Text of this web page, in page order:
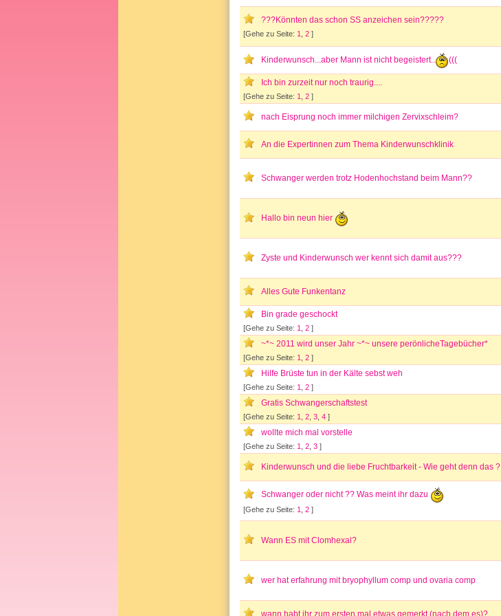
???Könnten das schon SS anzeichen sein?????
[Gehe zu Seite: 1 2 ]
Kinderwunsch...aber Mann ist nicht begeistert.. (((
Ich bin zurzeit nur noch traurig....
[Gehe zu Seite: 1 2 ]
nach Eisprung noch immer milchigen Zervixschleim?
An die Expertinnen zum Thema Kinderwunschklinik
Schwanger werden trotz Hodenhochstand beim Mann??
Hallo bin neun hier
Zyste und Kinderwunsch wer kennt sich damit aus???
Alles Gute Funkentanz
Bin grade geschockt
[Gehe zu Seite: 1 2 ]
~*~ 2011 wird unser Jahr ~*~ unsere perönlicheTagebücher*
[Gehe zu Seite: 1 2 ]
Hilfe Brüste tun in der Kälte sebst weh
[Gehe zu Seite: 1 2 ]
Gratis Schwangerschaftstest
[Gehe zu Seite: 1 2 3 4 ]
wollte mich mal vorstelle
[Gehe zu Seite: 1 2 3 ]
Kinderwunsch und die liebe Fruchtbarkeit - Wie geht denn das ?
Schwanger oder nicht ?? Was meint ihr dazu
[Gehe zu Seite: 1 2 ]
Wann ES mit Clomhexal?
wer hat erfahrung mit bryophyllum comp und ovaria comp
wann habt ihr zum ersten mal etwas gemerkt (nach dem es)?